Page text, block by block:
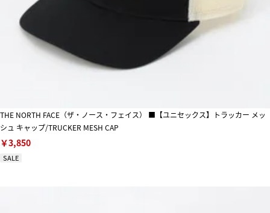
THE NORTH FACE（ザ・ノース・フェイス） ■【ユニセックス】トラッカー メッ
シュ キャップ/TRUCKER MESH CAP
￥3,850
SALE